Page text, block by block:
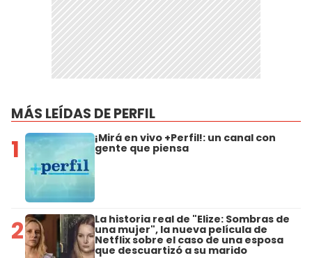
MÁS LEÍDAS DE PERFIL
1 ¡Mirá en vivo +Perfil!: un canal con
gente que piensa
2 La historia real de "Elize: Sombras de
una mujer", la nueva película de
Netflix sobre el caso de una esposa
que descuartizó a su marido